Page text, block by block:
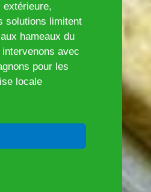
extérieure,
solutions limitent
hameaux du
avec
pour les
locale